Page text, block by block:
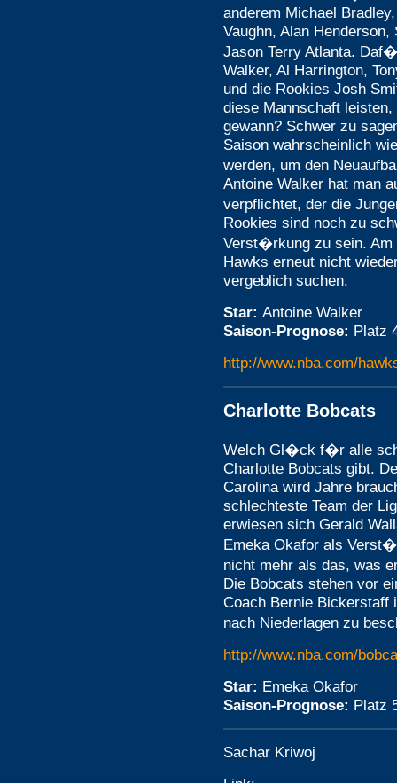
anderem Michael
Vaughn, Alan
Jason Terry Atlanta.
Walker, Al Harrington,
und die Rookies Josh
diese Mannschaft
gewann? Schwer zu
Saison wahrscheinlich
werden, um den
Antoine Walker hat man
verpflichtet, der die
Rookies sind noch zu
Verst�rkung zu sein. Am
Hawks erneut nicht
vergeblich suchen.
Star: Antoine Walker
Saison-Prognose: Platz
http://www.nba.com/
Charlotte Bobcats
Welch Gl�ck f�r alle
Charlotte Bobcats gibt.
Carolina wird Jahre
schlechteste Team der
erwiesen sich Gerald
Emeka Okafor als
nicht mehr als das, was
Die Bobcats stehen vor
Coach Bernie Bickerstaff
nach Niederlagen zu
http://www.nba.com/
Star: Emeka Okafor
Saison-Prognose: Platz
Sachar Kriwoj